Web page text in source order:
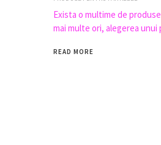
Exista o multime de
mai multe ori, alegerea unui
READ MORE